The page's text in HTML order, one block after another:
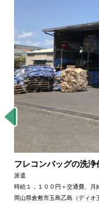
フレコンバッグの洗浄
派遣
時給１，１００円＋交通費、月
岡山県倉敷市玉島乙島（ディオ